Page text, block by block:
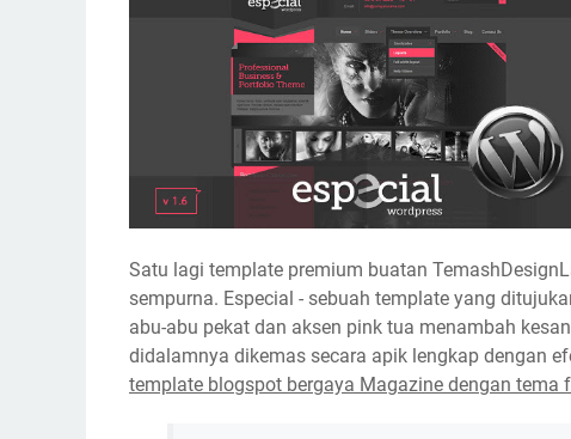
Satu lagi template premium buatan
sempurna. Especial - sebuah template yang
abu-abu pekat dan aksen pink tua menambah
didalamnya dikemas secara apik lengkap dengan
template blogspot bergaya Magazine dengan tema